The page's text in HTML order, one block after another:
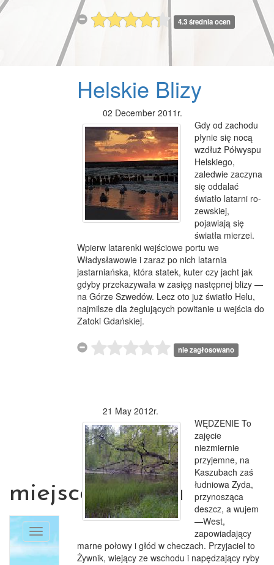
miejscowosci.eu
Toggle
navigation
4.3 średnia ocen
Helskie Blizy
02 December 2011r.
Gdy od zachodu
płynie się nocą
wzdłuż Półwyspu
Helskiego,
zaledwie zaczyna
się oddalać
światło latarni ro-
zewskiej,
pojawiają się
światła mierzei.
Wpierw latarenki wejściowe portu we
Władysławowie i zaraz po nich latarnia
jastarniańska, która statek, kuter czy jacht jak
gdyby przekazywała w zasięg następnej blizy —
na Górze Szwedów. Lecz oto już światło Helu,
najmilsze dla żeglujących powitanie u wejścia do
Zatoki Gdańskiej.
nie zagłosowano
21 May 2012r.
WĘDZENIE To
zajęcie
niezmiernie
przyjemne, na
Kaszubach zaś
łudniowa Zyda,
przynosząca
deszcz, a wujem
—West,
zapowiadający
marne połowy i głód w checzach. Przyjaciel to
Żywnik, wiejący ze wschodu i napędzający ryby